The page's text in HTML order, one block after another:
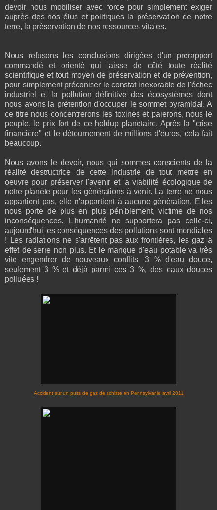
devoir nous mobiliser avec force pour simplement exiger
auprès des nos élus et politiques la préservation de notre
terre, la préservation de nos ressources vitales.
Nous refusons les conclusions dirigées d'un prérapport
commandé et orienté qui laisse de côté toute réalité
scientifique et tout moyen de préservation et de prévention,
pour simplement préconiser le constat inexorable de l'échec
industriel et la pollution définitive des écosystèmes dont
nous avons la prétention d'occuper le sommet pyramidal. A
ce titre nous concentrerons les toxines et paierons, nous le
peuple, le prix fort de ce holdup planétaire. Après la "crise
financière" et le détournement de millions d'euros, cela fait
beaucoup.
Nous avons le devoir, nous qui sommes conscients de la
réalité destructrice de cette industrie de tout mettre en
oeuvre pour préserver l'avenir et la viabilité écologique de
notre planète pour les générations à venir. La terre ne nous
appartient pas, elle n'appartient à aucune génération. Elles
nous porte de plus en plus péniblement, victime de nos
inconséquences. L'humanité ne supportera pas celle-ci,
aujourd'hui les conséquences des pollutions sont mondiales
! Les radiations ne s'arrêtent pas aux frontières, les gaz à
effet de serre non plus. Et le manque d'eau potable va très
vite engendrer de nouveaux conflits. 3 % d'eau douce,
seulement 3 % et déjà parmi ces 3 %, des eaux douces
polluées !
Accident sur un puits de gaz de schiste en Pennsylvanie avril 2011